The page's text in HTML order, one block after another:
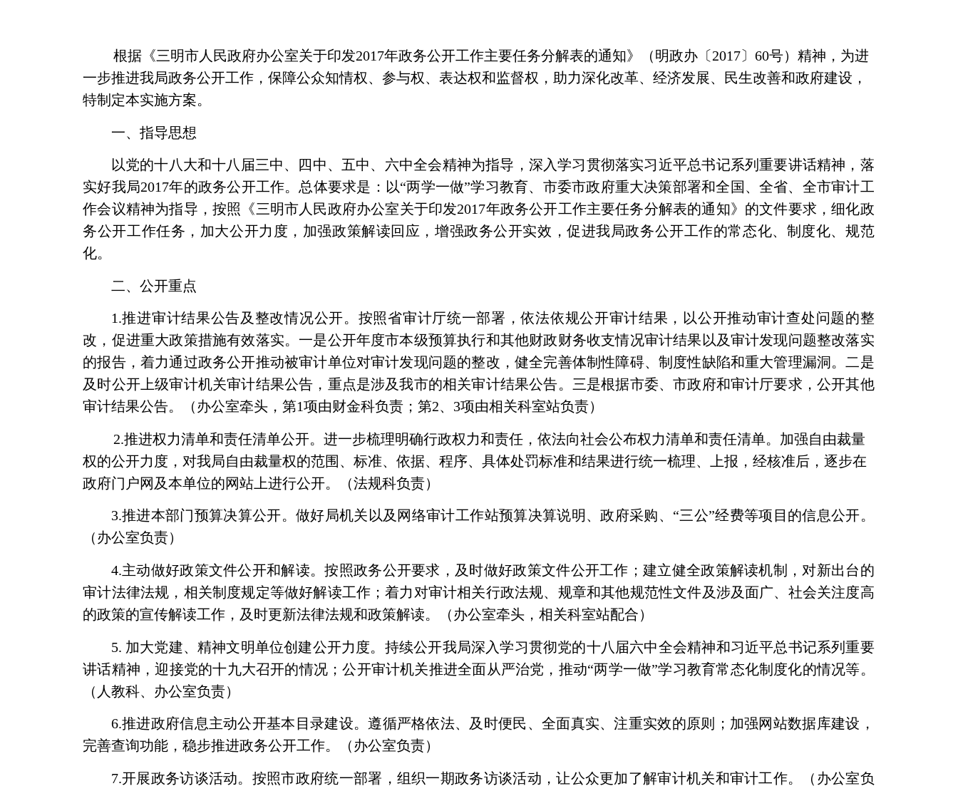
根据《三明市人民政府办公室关于印发2017年政务公开工作主要任务分解表的通知》（明政办〔2017〕 60号）精神，为进
一步推进我局政务公开工作，保障公众知情权、参与权、表达权和监督权，助力深化改革、经济发展、民生改善和政府建设，
特制定本实施方案。
一、指导思想
以党的十八大和十八届三中、四中、五中、六中全会精神为指导，深入学习贯彻落实习近平总书记系列重要讲话精神，落
实好我局2017年的政务公开工作。 总体要求是：以“两学一做”学习教育、市委市政府重大决策部署和全国、全省、全市审计工
作会议精神为指导，按照 《三明市人民政府办公室关于印发2017年政务公开工作主要任务分解表的通知》的文件要求 ，细化政
务公开工作任务，加大公开力度，加强政策解读回应，增强政务公开实效，促进我局政务公开工作的常态化、制度化、规范
化。
二、公开重点
1.推进审计结果公告及整改情况公开。 按照省审计厅统一部署，依法依规公开审计结果， 以公开推动审计查处问题的整
改，促进重大政策措施有效落实。一是公开年度市本级预算执行和其他财政财务收支情况审计结果以及审计发现问题整改落实
的报告，着力通过政务公开推动被审计单位对审计发现问题的整改，健全完善体制性障碍、制度性缺陷和重大管理漏洞。二是
及时公开上级审计机关审计结果公告，重点是涉及我市的相关审计结果公告。三是根据市委、市政府和审计厅要求，公开其他
审计结果公告。（办公室牵头，第1项由财金科负责；第2、 3项由相关科室站负责）
2.推进权力清单和责任清单公开。 进一步梳理明确行政权力和责任，依法向社会公布权力清单和责任清单。加强自由裁量
权的公开力度，对我局自由裁量权的范围、标准、依据、程序、具体处罚标准和结果进行统一梳理、上报，经核准后，逐步在
政府门户网及本单位的网站上进行公开。
（法规科负责）
3.推进本部门预算决算公开。做好局机关以及网络审计工作站预算决算说明、政府采购、“三公”经费等项目的信息公开。
（办公室负责）
4.主动做好政策文件公开和解读。按照政务公开要求，及时做好政策文件公开工作； 建立健全政策解读机制，对新出台的
审计法律法规，相关制度规定等做好解读工作；着力对审计相关行政法规、规章和其他规范性文件及涉及面广、社会关注度高
的政策的宣传解读工作，及时更新法律法规和政策解读。
（办公室牵头，相关科室站配合）
5. 加大党建、精神文明单位创建公开力度。 持续公开我局深入学习贯彻党的十八届六中全会精神和习近平总书记系列重要
讲话精神，迎接党的十九大召开的情况；公开审计机关推进全面从严治党，推动“两学一做”学习教育常态化制度化的情况等。
（人教科、办公室负责）
6.推进政府信息主动公开基本目录建设。遵循严格依法、及时便民、全面真实、注重实效的原则；加强网站数据库建设，
完善查询功能，稳步推进政务公开工作。 （办公室负责）
7.开展政务访谈活动。按照市政府统一部署，组织一期政务访谈活动，让公众更加了解审计机关和审计工作。（办公室负